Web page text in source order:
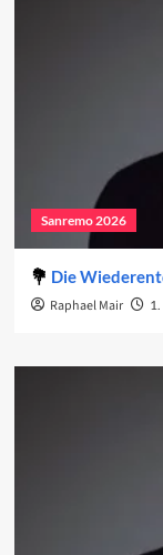
Sanremo 2026
Die
Raphael Mair